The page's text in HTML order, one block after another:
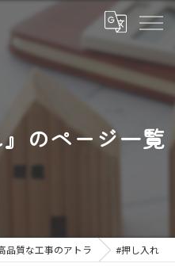
のページ一覧
品質な工事のアトラ #押し入れ